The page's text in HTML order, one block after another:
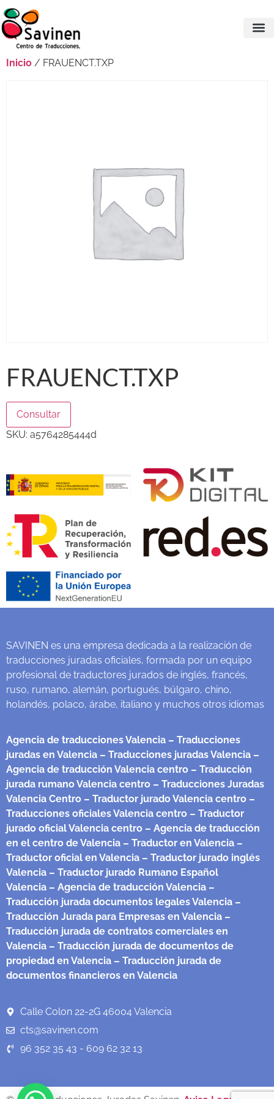
Inicio / FRAUENCT.TXP
FRAUENCT.TXP
Consultar
SKU: a5764285444d
SAVINEN es una empresa dedicada a la realización de
traducciones juradas oficiales, formada por un equipo
profesional de traductores jurados de inglés, francés,
ruso, rumano, alemán, portugués, búlgaro, chino,
holandés, polaco, árabe, italiano y muchos otros idiomas
Agencia de traducciones Valencia – Traducciones
juradas en Valencia – Traducciones juradas Valencia –
Agencia de traducción Valencia centro – Traducción
jurada rumano Valencia centro – Traducciones Juradas
Valencia Centro – Traductor jurado Valencia centro –
Traducciones oficiales Valencia centro – Traductor
jurado oficial Valencia centro – Agencia de traducción
en el centro de Valencia – Traductor en Valencia –
Traductor oficial en Valencia – Traductor jurado inglés
Valencia – Traductor jurado Rumano Español
Valencia – Agencia de traducción Valencia –
Traducción jurada documentos legales Valencia –
Traducción Jurada para Empresas en Valencia –
Traducción jurada de contratos comerciales en
Valencia – Traducción jurada de documentos de
propiedad en Valencia – Traducción jurada de
documentos financieros en Valencia
Calle Colon 22-2G 46004 Valencia
cts@savinen.com
96 352 35 43 - 609 62 32 13